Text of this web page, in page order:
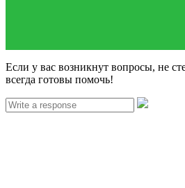
Если у вас возникнут вопросы, не
всегда готовы помочь!